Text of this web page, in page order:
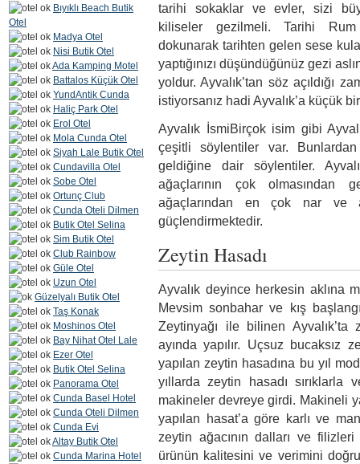
Bıyıklı Beach Butik
Otel
Madya Otel
Nisi Butik Otel
Ada Kamping Motel
Battalos Küçük Otel
YundAntik Cunda
Haliç Park Otel
Erol Otel
Mola Cunda Otel
Siyah Lale Butik Otel
Cundavilla Otel
Sobe Otel
Ortunç Club
Cunda Oteli Dilmen
Butik Otel Selina
Sim Butik Otel
Club Rainbow
Güle Otel
Uzun Otel
Güzelyalı Butik Otel
Taş Konak
Moshinos Otel
Bay Nihat Otel Lale
Ezer Otel
Butik Otel Selina
Panorama Otel
Cunda Basel Hotel
Cunda Oteli Dilmen
Cunda Evi
Altay Butik Otel
Cunda Marina Hotel
tarihi sokaklar ve evler, sizi
kiliseler gezilmeli. Tarihi Rum
dokunarak tarihten gelen sese
yaptığınızı düşündüğünüz gezi
yoldur. Ayvalık’tan söz açıldığı
istiyorsanız hadi Ayvalık’a küçük
Ayvalık İsmiBirçok isim gibi
çeşitli söylentiler var.
geldiğine dair söylentiler.
ağaçlarının çok olmasından
ağaçlarından en çok nar ve
güçlendirmektedir.
Zeytin Hasadı
Ayvalık deyince herkesin aklına
Mevsim sonbahar ve kış
Zeytinyağı ile bilinen Ayvalık’ta
ayında yapılır. Uçsuz bucaksız
yapılan zeytin hasadına bu yıl
yıllarda zeytin hasadı sırıklarla
makineler devreye girdi. Makineli
yapılan hasat’a göre karlı ve
zeytin ağacının dalları ve
ürünün kalitesini ve verimini